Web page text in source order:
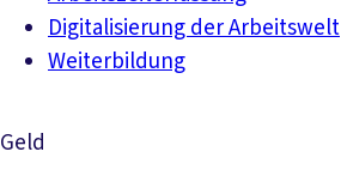
Digitalisierung der Arbeitswelt
Weiterbildung
Geld